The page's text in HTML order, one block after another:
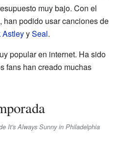
muy bajo. Con el
han podido usar canciones de
AstleyySeal.
popular en internet. Ha sido
fans han creado muchas
It's Always Sunny in Philadelphia